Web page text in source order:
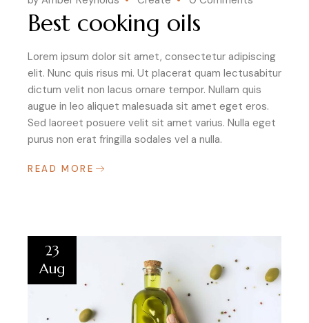
Best cooking oils
Lorem ipsum dolor sit amet, consectetur adipiscing
elit. Nunc quis risus mi. Ut placerat quam lectusabitur
dictum velit non lacus ornare tempor. Nullam quis
augue in leo aliquet malesuada sit amet eget eros.
Sed laoreet posuere velit sit amet varius. Nulla eget
purus non erat fringilla sodales vel a nulla.
READ MORE
23
Aug